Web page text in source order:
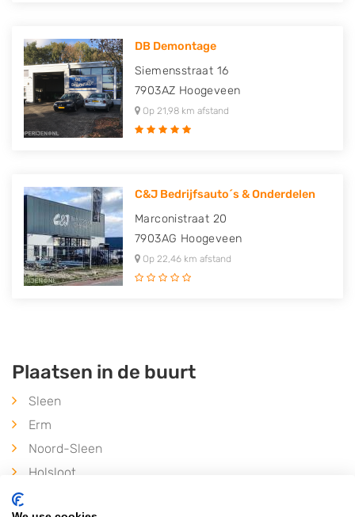
DB Demontage
Siemensstraat 16
7903AZ Hoogeveen
Op 21,98 km afstand
C&J Bedrijfsauto´s & Onderdelen
Marconistraat 20
7903AG Hoogeveen
Op 22,46 km afstand
Plaatsen in de buurt
Sleen
Erm
Noord-Sleen
Holsloot